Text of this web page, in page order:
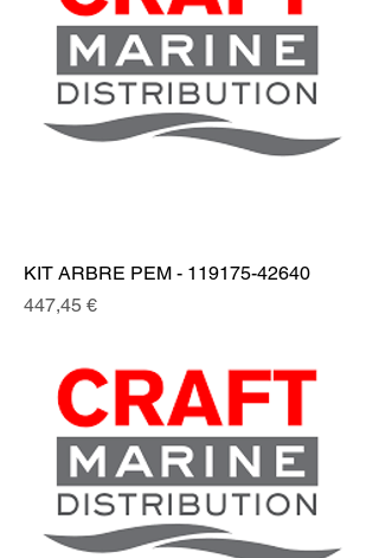
KIT ARBRE PEM - 119175-42640
Prix
447,45 €